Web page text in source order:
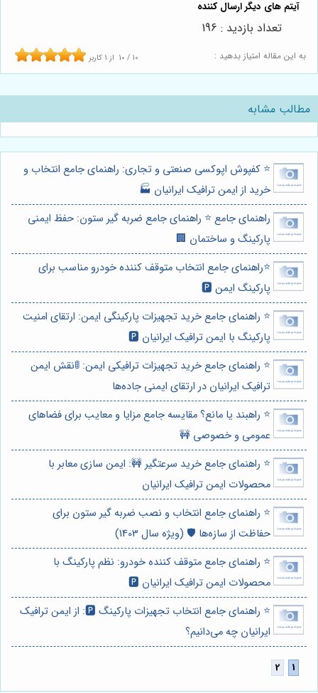
به این مقاله امتیاز بدهید : 10 / 10 از 1 کاربر
تعداد بازدید : 196
مطالب مشابه
⭐️ کفپوش اپوکسی صنعتی و تجاری: راهنمای جامع انتخاب و
خرید از ایمن ترافیک ایرانیان 🏭
راهنمای جامع ⭐️ راهنمای جامع ضربه گیر ستون: حفظ ایمنی
پارکینگ و ساختمان 🏢
⭐️راهنمای جامع انتخاب متوقف کننده خودرو مناسب برای
پارکینگ ایمن 🅿️
⭐️ راهنمای جامع خرید تجهیزات پارکینگی ایمن: ارتقای امنیت
پارکینگ با ایمن ترافیک ایرانیان 🅿️
⭐️ راهنمای جامع خرید تجهیزات ترافیکی ایمن: 🚦نقش ایمن
ترافیک ایرانیان در ارتقای ایمنی جاده‌ها
⭐️ راهبند یا مانع؟ مقایسه جامع مزایا و معایب برای فضاهای
عمومی و خصوصی 🚧
⭐️ راهنمای جامع خرید سرعتگیر 🚧: ایمن سازی معابر با
محصولات ایمن ترافیک ایرانیان
⭐️ راهنمای جامع انتخاب و نصب ضربه گیر ستون برای
حفاظت از سازه‌ها 🛡️ (ویژه سال 1403)
⭐️ راهنمای جامع متوقف کننده خودرو: نظم پارکینگ با
محصولات ایمن ترافیک ایرانیان 🅿️
⭐️ راهنمای جامع انتخاب تجهیزات پارکینگ 🅿️: از ایمن ترافیک
ایرانیان چه می‌دانیم؟